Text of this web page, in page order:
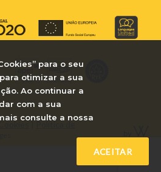
para o seu
otimizar a sua
Ao continuar a
com a sua
consulte a nossa
ACEITAR